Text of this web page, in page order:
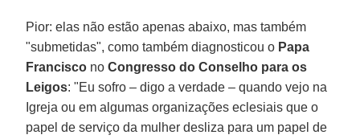
Pior: elas não estão apenas abaixo, mas também
"submetidas", como também diagnosticou o Papa
Francisco noCongresso do Conselho para os
Leigos: "Eu sofro – digo a verdade – quando vejo na
Igreja ou em algumas organizações eclesiais que o
papel de serviço da mulher desliza para um papel de